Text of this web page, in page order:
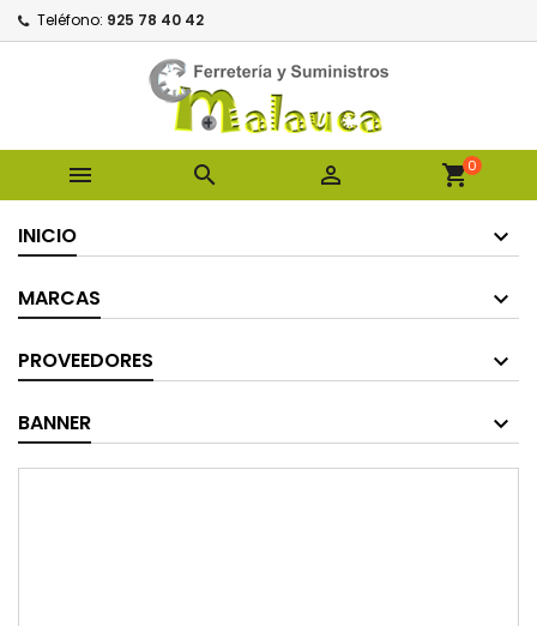
Teléfono: 925 78 40 42
   shopping_cart0
INICIO
MARCAS
PROVEEDORES
BANNER